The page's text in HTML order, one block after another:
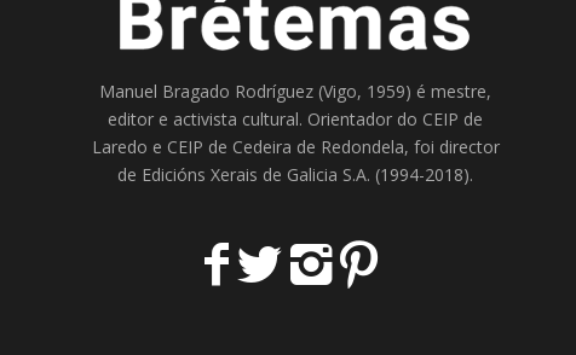
Manuel Bragado Rodríguez (Vigo, 1959) é mestre,
editor e activista cultural. Orientador do CEIP de
Laredo e CEIP de Cedeira de Redondela, foi director
de Edicións Xerais de Galicia S.A. (1994-2018).